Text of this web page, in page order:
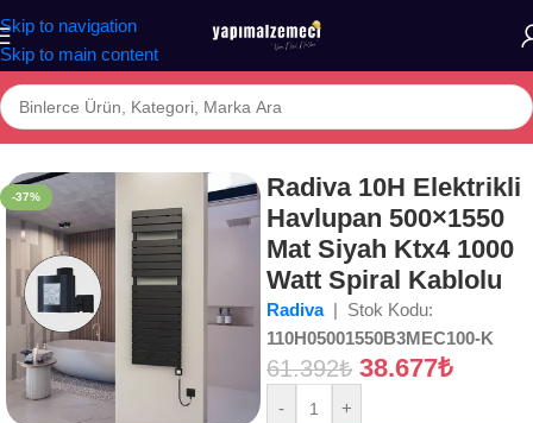
Skip to navigation
Skip to main content
/Mağaza/BANYO/İKLİMLENDİRME/Havlupanlar/Elektrikli Havlupan
-37%
Radiva 10H Elektrikli
Havlupan 500×1550
Mat Siyah Ktx4 1000
Watt Spiral Kablolu
Radiva | Stok Kodu:
110H05001550B3MEC100-K
61.392₺ 38.677₺
- +